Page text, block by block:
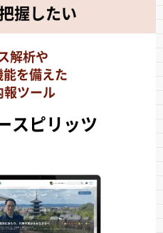
握したい
解析や
を備えた
ツール
スピリッツ